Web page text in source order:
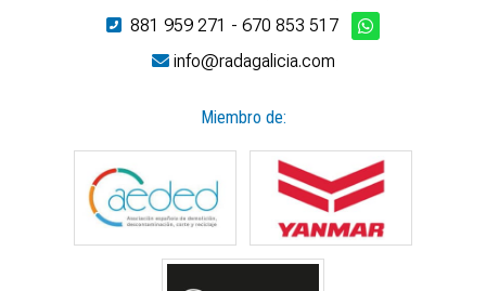
881 959 271 - 670 853 517
info@radagalicia.com
Miembro de: